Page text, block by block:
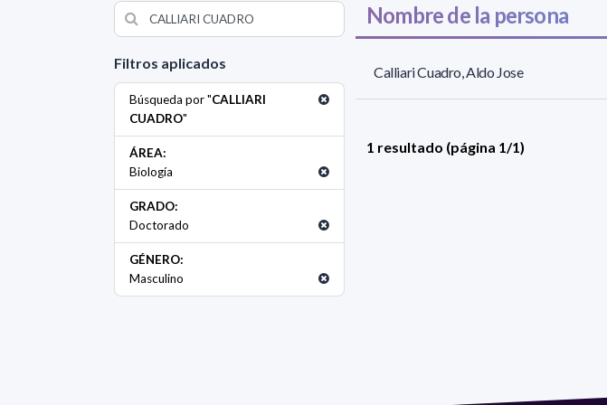
Filtros aplicados
Búsqueda por "CALLIARI
CUADRO"
ÁREA:
Biología
GRADO:
Doctorado
GÉNERO:
Masculino
Nombre de la persona
Calliari Cuadro, Aldo Jose
1 resultado (página 1/1)